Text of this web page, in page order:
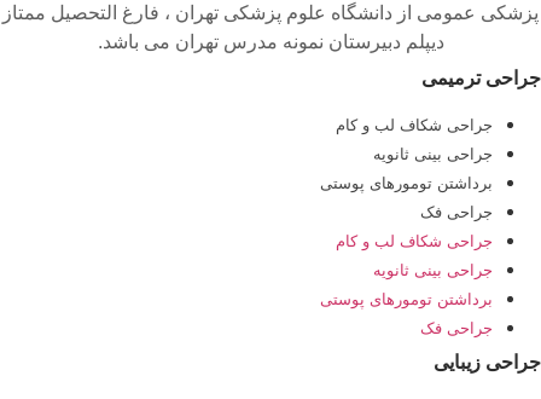
پزشکی عمومی از دانشگاه علوم پزشکی تهران ، فارغ التحصیل ممتاز
دیپلم دبیرستان نمونه مدرس تهران می باشد.
جراحی ترمیمی
جراحی شکاف لب و کام
جراحی بینی ثانویه
برداشتن تومورهای پوستی
جراحی فک
جراحی شکاف لب و کام
جراحی بینی ثانویه
برداشتن تومورهای پوستی
جراحی فک
جراحی زیبایی